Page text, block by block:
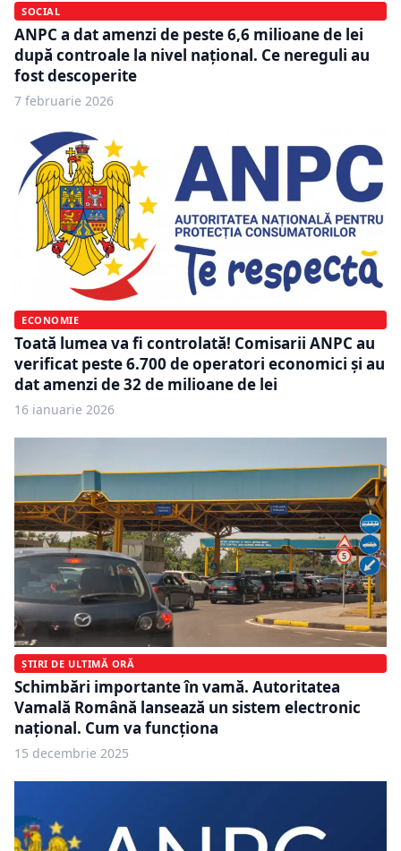
SOCIAL
ANPC a dat amenzi de peste 6,6 milioane de lei
după controale la nivel național. Ce nereguli au
fost descoperite
7 februarie 2026
ECONOMIE
Toată lumea va fi controlată! Comisarii ANPC au
verificat peste 6.700 de operatori economici şi au
dat amenzi de 32 de milioane de lei
16 ianuarie 2026
ȘTIRI DE ULTIMĂ ORĂ
Schimbări importante în vamă. Autoritatea
Vamală Română lansează un sistem electronic
național. Cum va funcționa
15 decembrie 2025